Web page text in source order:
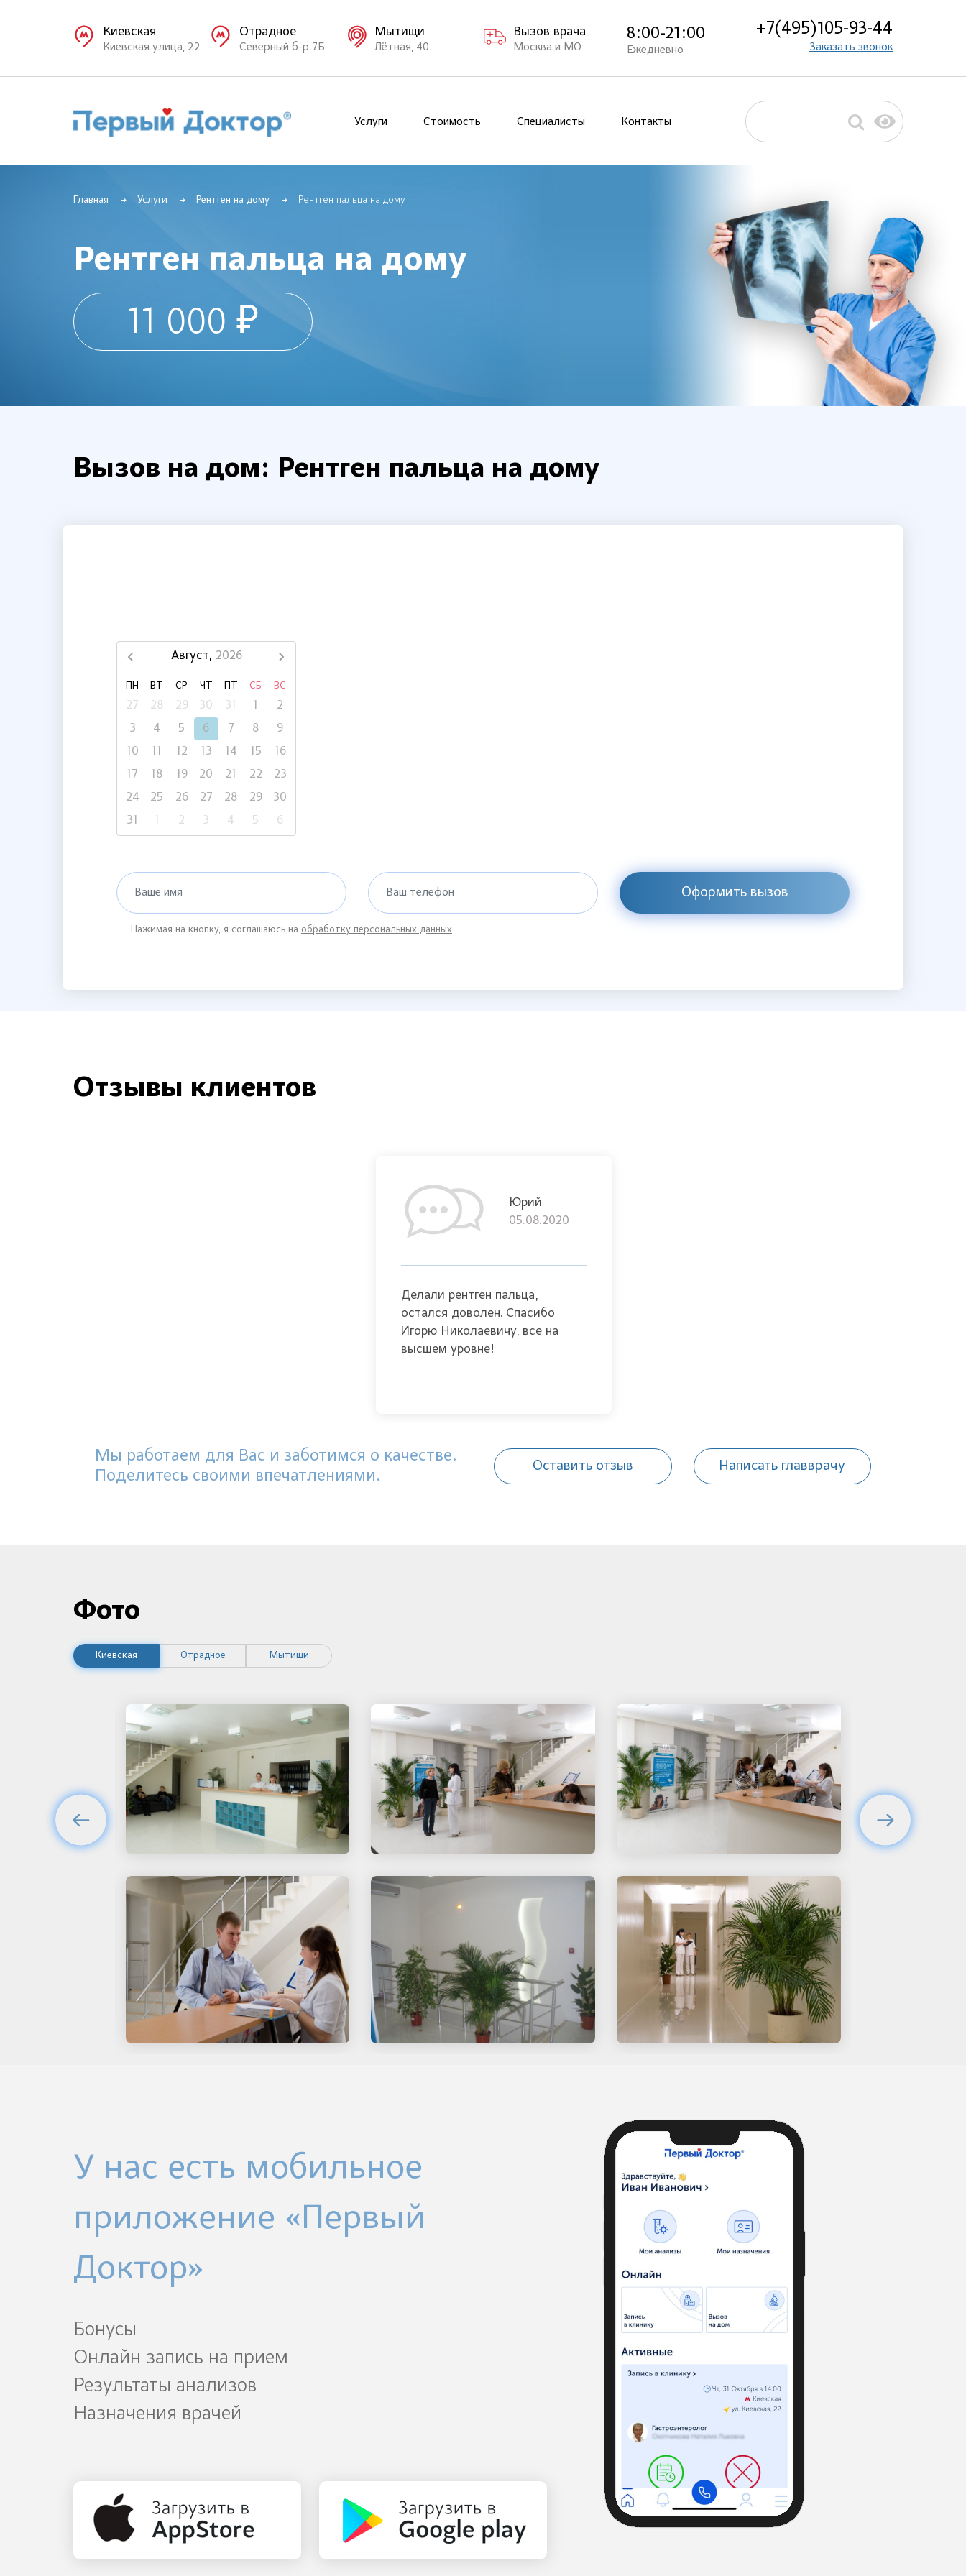
Киевская
Киевская улица, 22
Отрадное
Северный б-р 7Б
Мытищи
Лётная, 40
Вызов врача
Москва и МО
8:00-21:00
Ежедневно
+7(495)105-93-44
Заказать звонок
Услуги Стоимость Специалисты Контакты
Главная Услуги Рентген на дому Рентген пальца на дому
Рентген пальца на дому
11 000 ₽
Вызов на дом: Рентген пальца на дому
Август, 2026
ПН ВТ СР ЧТ ПТ СБ ВС
27 28 29 30 31 1
2
3
4 5 6 7 8
9
10
11 12 13 14 15
16
17
18 19 20 21 22
23
24
25 26 27 28 29
30
31
1 2 3 4 5 6
Ваше имя Ваш телефон Оформить вызов
Нажимая на кнопку, я соглашаюсь на обработку персональных данных
Отзывы клиентов
Юрий
05.08.2020
Делали рентген пальца,
остался доволен. Спасибо
Игорю Николаевичу, все на
высшем уровне!
Мы работаем для Вас и заботимся о качестве.
Поделитесь своими впечатлениями.
Оставить отзыв Написать главврачу
Фото
Киевская Отрадное Мытищи
У нас есть мобильное
приложение «Первый
Доктор»
Бонусы
Онлайн запись на прием
Результаты анализов
Назначения врачей